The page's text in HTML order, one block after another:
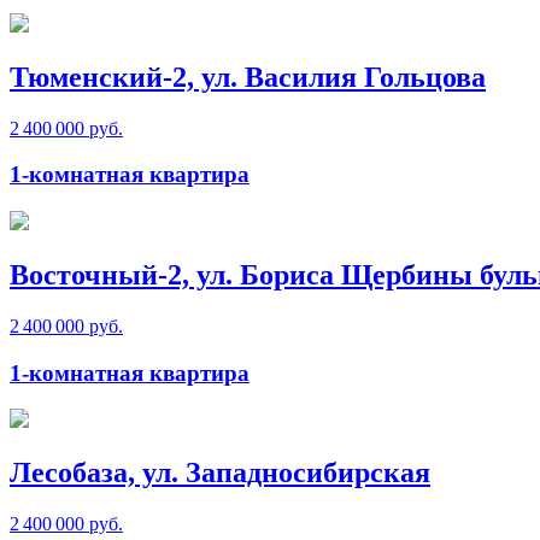
Тюменский-2, ул. Василия Гольцова
2 400 000 руб.
1-комнатная квартира
Восточный-2, ул. Бориса Щербины
2 400 000 руб.
1-комнатная квартира
Лесобаза, ул. Западносибирская
2 400 000 руб.